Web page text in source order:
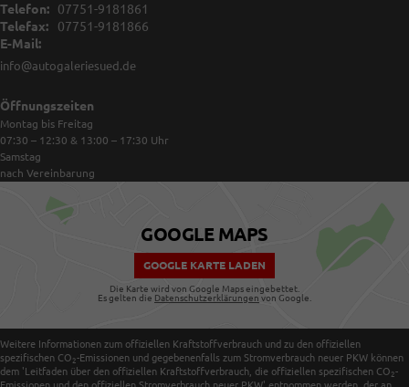
Telefon:
07751-9181861
Telefax:
07751-9181866
E-Mail:
info@autogaleriesued.de
Öffnungszeiten
Montag bis Freitag
07:30 – 12:30 & 13:00 – 17:30 Uhr
Samstag
nach Vereinbarung
GOOGLE MAPS
GOOGLE KARTE LADEN
Die Karte wird von Google Maps eingebettet.
Es gelten die Datenschutzerklärungen von Google.
Weitere Informationen zum offiziellen Kraftstoffverbrauch und zu den offiziellen
spezifischen CO 2-Emissionen und gegebenenfalls zum Stromverbrauch neuer PKW können
dem 'Leitfaden über den offiziellen Kraftstoffverbrauch, die offiziellen spezifischen CO 2-